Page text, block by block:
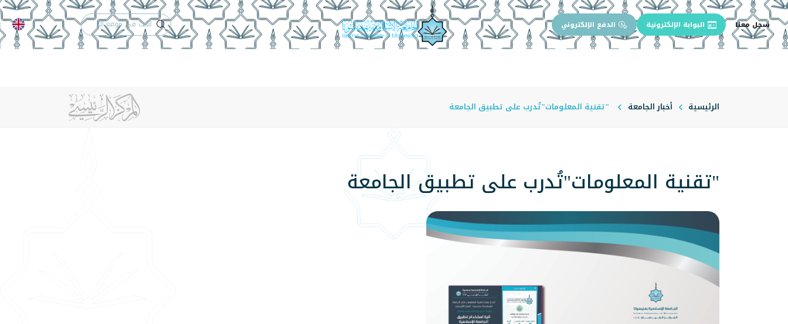
سجل معنا البوابة الإلكترونية الدفع الإلكتروني الدعم الفنيالتقويم الجامعي
الرئيسية أخبار الجامعة "تقنية المعلومات"تُدرب على تطبيق الجامعة
"تقنية المعلومات"تُدرب على تطبيق الجامعة